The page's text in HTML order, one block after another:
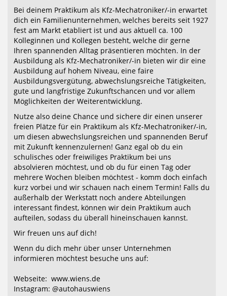
Bei deinem Praktikum als Kfz-Mechatroniker/-in erwartet
dich ein Familienunternehmen, welches bereits seit 1927
fest am Markt etabliert ist und aus aktuell ca. 100
Kolleginnen und Kollegen besteht, welche dir gerne
Ihren spannenden Alltag präsentieren möchten. In der
Ausbildung als Kfz-Mechatroniker/-in bieten wir dir eine
Ausbildung auf hohem Niveau, eine faire
Ausbildungsvergütung, abwechslungsreiche Tätigkeiten,
gute und langfristige Zukunftschancen und vor allem
Möglichkeiten der Weiterentwicklung.
Nutze also deine Chance und sichere dir einen unserer
freien Plätze für ein Praktikum als Kfz-Mechatroniker/-in,
um diesen abwechslungsreichen und spannenden Beruf
mit Zukunft kennenzulernen! Ganz egal ob du ein
schulisches oder freiwiliges Praktikum bei uns
absolvieren möchtest, und ob du für einen Tag oder
mehrere Wochen bleiben möchtest - komm doch einfach
kurz vorbei und wir schauen nach einem Termin! Falls du
außerhalb der Werkstatt noch andere Abteilungen
interessant findest, können wir dein Praktikum auch
aufteilen, sodass du überall hineinschauen kannst.
Wir freuen uns auf dich!
Wenn du dich mehr über unser Unternehmen
informieren möchtest besuche uns auf:
Webseite: www.wiens.de
Instagram: @autohauswiens